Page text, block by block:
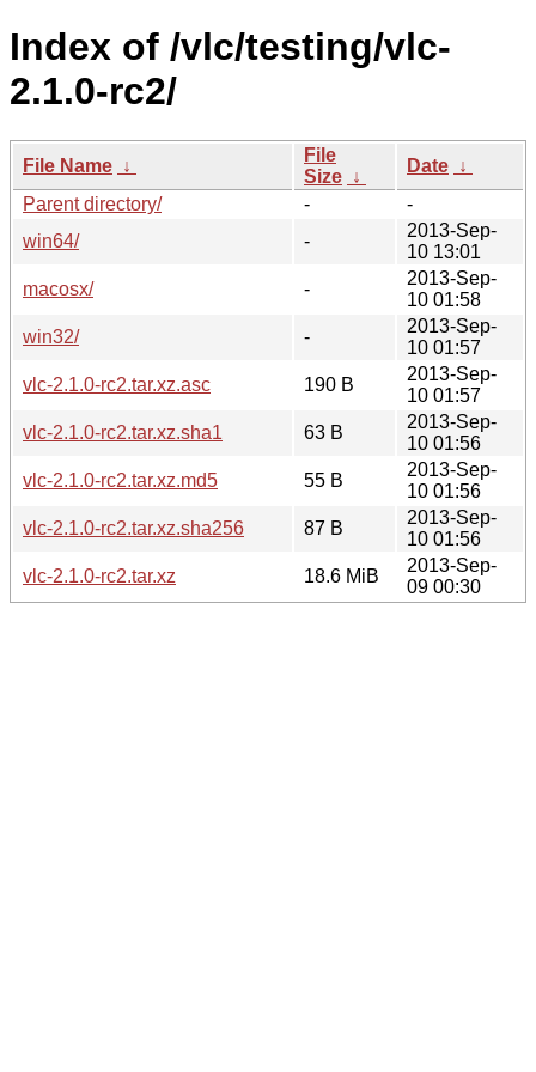
Index of /vlc/testing/vlc-
2.1.0-rc2/
File Name ↓
File
Size ↓
Date ↓
Parent directory/
-
-
win64/
-
2013-Sep-
10 13:01
macosx/
-
2013-Sep-
10 01:58
win32/
-
2013-Sep-
10 01:57
vlc-2.1.0-rc2.tar.xz.asc
190 B
2013-Sep-
10 01:57
vlc-2.1.0-rc2.tar.xz.sha1
63 B
2013-Sep-
10 01:56
vlc-2.1.0-rc2.tar.xz.md5
55 B
2013-Sep-
10 01:56
vlc-2.1.0-rc2.tar.xz.sha256
87 B
2013-Sep-
10 01:56
vlc-2.1.0-rc2.tar.xz
18.6 MiB
2013-Sep-
09 00:30